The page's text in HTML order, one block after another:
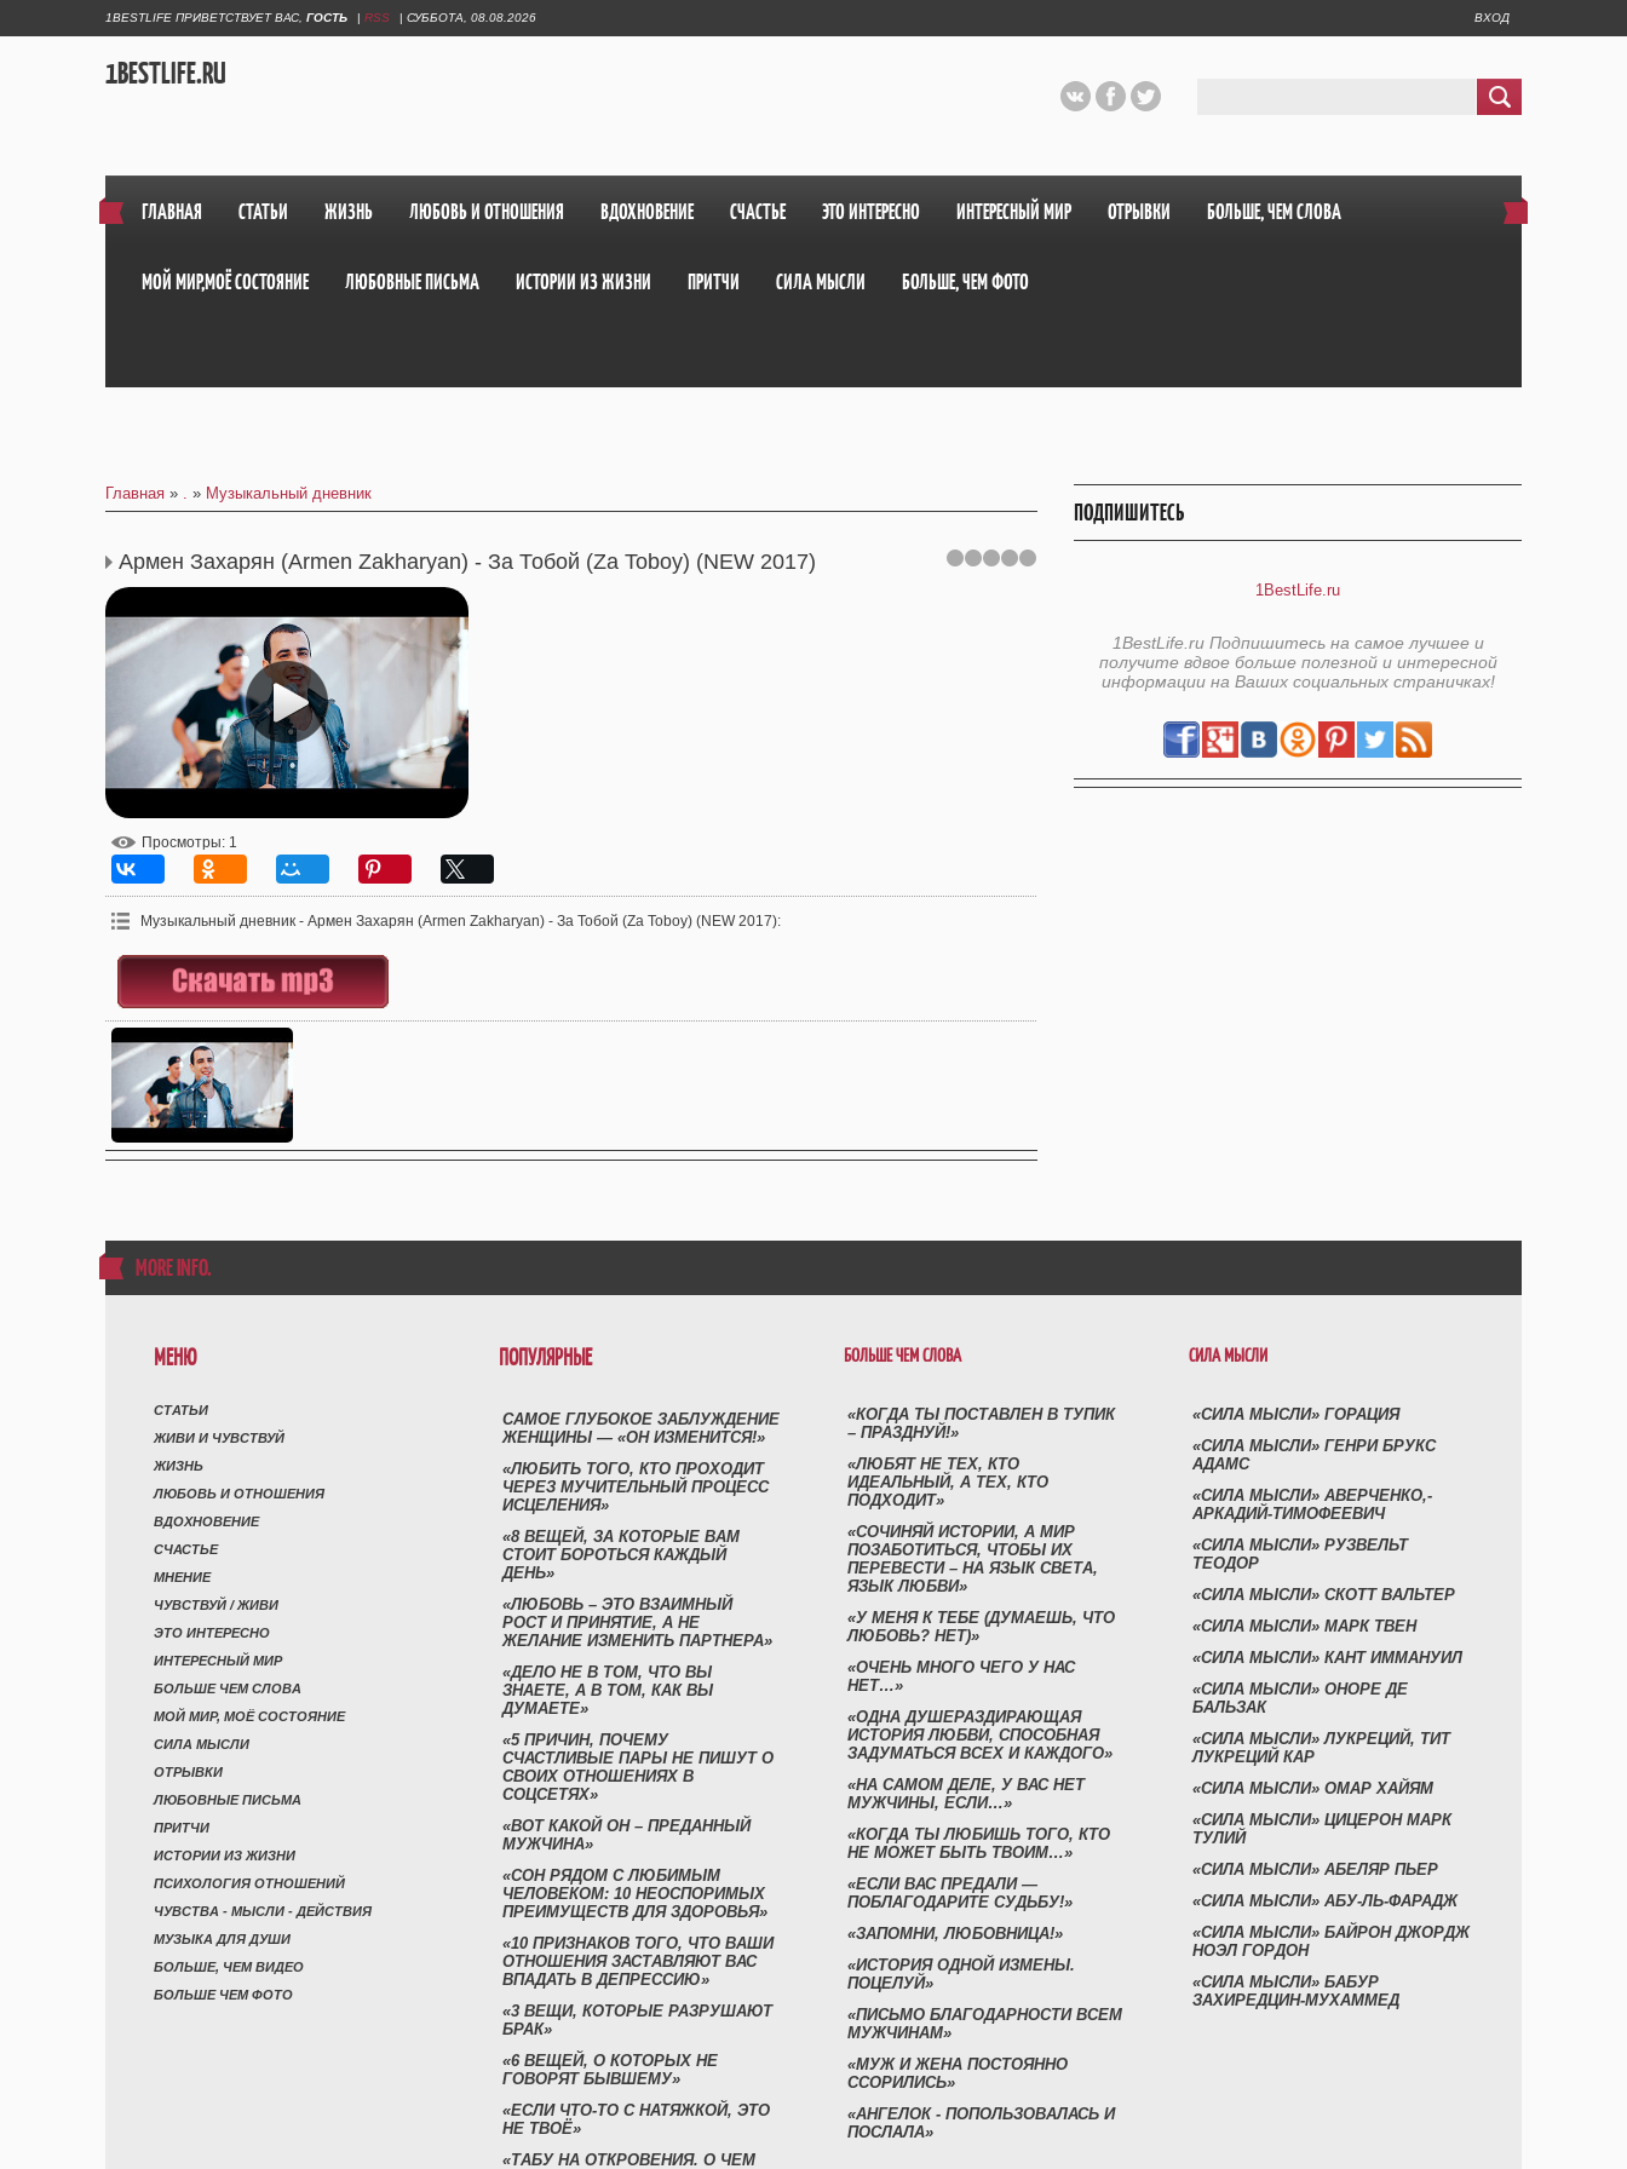
1BESTLIFE ПРИВЕТСТВУЕТ ВАС ГОСТЬ | RSS | СУББОТА, 08.08.2026 ВХОД
1BESTLIFE.RU
ГЛАВНАЯ СТАТЬИ ЖИЗНЬ ЛЮБОВЬ И ОТНОШЕНИЯ ВДОХНОВЕНИЕ СЧАСТЬЕ ЭТО ИНТЕРЕСНО ИНТЕРЕСНЫЙ МИР ОТРЫВКИ БОЛЬШЕ, ЧЕМ СЛОВА
МОЙ МИР,МОЁ СОСТОЯНИЕ ЛЮБОВНЫЕ ПИСЬМА ИСТОРИИ ИЗ ЖИЗНИ ПРИТЧИ СИЛА МЫСЛИ БОЛЬШЕ, ЧЕМ ФОТО
Главная » . » Музыкальный дневник
Армен Захарян (Armen Zakharyan) - За Тобой (Za Toboy) (NEW 2017)
Просмотры: 1
Музыкальный дневник - Армен Захарян (Armen Zakharyan) - За Тобой (Za Toboy) (NEW 2017):
ПОДПИШИТЕСЬ
1BestLife.ru
1BestLife.ru Подпишитесь на самое лучшее и
получите вдвое больше полезной и интересной
информации на Ваших социальных страничках!
MORE INFO.
МЕНЮ
СТАТЬИ
ЖИВИ И ЧУВСТВУЙ
ЖИЗНЬ
ЛЮБОВЬ И ОТНОШЕНИЯ
ВДОХНОВЕНИЕ
СЧАСТЬЕ
МНЕНИЕ
ЧУВСТВУЙ / ЖИВИ
ЭТО ИНТЕРЕСНО
ИНТЕРЕСНЫЙ МИР
БОЛЬШЕ ЧЕМ СЛОВА
МОЙ МИР, МОЁ СОСТОЯНИЕ
СИЛА МЫСЛИ
ОТРЫВКИ
ЛЮБОВНЫЕ ПИСЬМА
ПРИТЧИ
ИСТОРИИ ИЗ ЖИЗНИ
ПСИХОЛОГИЯ ОТНОШЕНИЙ
ЧУВСТВА - МЫСЛИ - ДЕЙСТВИЯ
МУЗЫКА ДЛЯ ДУШИ
БОЛЬШЕ, ЧЕМ ВИДЕО
БОЛЬШЕ ЧЕМ ФОТО
ПОПУЛЯРНЫЕ
САМОЕ ГЛУБОКОЕ ЗАБЛУЖДЕНИЕ
ЖЕНЩИНЫ — «ОН ИЗМЕНИТСЯ!»
«ЛЮБИТЬ ТОГО, КТО ПРОХОДИТ
ЧЕРЕЗ МУЧИТЕЛЬНЫЙ ПРОЦЕСС
ИСЦЕЛЕНИЯ»
«8 ВЕЩЕЙ, ЗА КОТОРЫЕ ВАМ
СТОИТ БОРОТЬСЯ КАЖДЫЙ
ДЕНЬ»
«ЛЮБОВЬ – ЭТО ВЗАИМНЫЙ
РОСТ И ПРИНЯТИЕ, А НЕ
ЖЕЛАНИЕ ИЗМЕНИТЬ ПАРТНЕРА»
«ДЕЛО НЕ В ТОМ, ЧТО ВЫ
ЗНАЕТЕ, А В ТОМ, КАК ВЫ
ДУМАЕТЕ»
«5 ПРИЧИН, ПОЧЕМУ
СЧАСТЛИВЫЕ ПАРЫ НЕ ПИШУТ О
СВОИХ ОТНОШЕНИЯХ В
СОЦСЕТЯХ»
«ВОТ КАКОЙ ОН – ПРЕДАННЫЙ
МУЖЧИНА»
«СОН РЯДОМ С ЛЮБИМЫМ
ЧЕЛОВЕКОМ: 10 НЕОСПОРИМЫХ
ПРЕИМУЩЕСТВ ДЛЯ ЗДОРОВЬЯ»
«10 ПРИЗНАКОВ ТОГО, ЧТО ВАШИ
ОТНОШЕНИЯ ЗАСТАВЛЯЮТ ВАС
ВПАДАТЬ В ДЕПРЕССИЮ»
«3 ВЕЩИ, КОТОРЫЕ РАЗРУШАЮТ
БРАК»
«6 ВЕЩЕЙ, О КОТОРЫХ НЕ
ГОВОРЯТ БЫВШЕМУ»
«ЕСЛИ ЧТО-ТО С НАТЯЖКОЙ, ЭТО
НЕ ТВОЁ»
«ТАБУ НА ОТКРОВЕНИЯ. О ЧЕМ
БОЛЬШЕ ЧЕМ СЛОВА
«КОГДА ТЫ ПОСТАВЛЕН В ТУПИК
– ПРАЗДНУЙ!»
«ЛЮБЯТ НЕ ТЕХ, КТО
ИДЕАЛЬНЫЙ, А ТЕХ, КТО
ПОДХОДИТ»
«СОЧИНЯЙ ИСТОРИИ, А МИР
ПОЗАБОТИТЬСЯ, ЧТОБЫ ИХ
ПЕРЕВЕСТИ – НА ЯЗЫК СВЕТА,
ЯЗЫК ЛЮБВИ»
«У МЕНЯ К ТЕБЕ (ДУМАЕШЬ, ЧТО
ЛЮБОВЬ? НЕТ)»
«ОЧЕНЬ МНОГО ЧЕГО У НАС
НЕТ…»
«ОДНА ДУШЕРАЗДИРАЮЩАЯ
ИСТОРИЯ ЛЮБВИ, СПОСОБНАЯ
ЗАДУМАТЬСЯ ВСЕХ И КАЖДОГО»
«НА САМОМ ДЕЛЕ, У ВАС НЕТ
МУЖЧИНЫ, ЕСЛИ…»
«КОГДА ТЫ ЛЮБИШЬ ТОГО, КТО
НЕ МОЖЕТ БЫТЬ ТВОИМ…»
«ЕСЛИ ВАС ПРЕДАЛИ —
ПОБЛАГОДАРИТЕ СУДЬБУ!»
«ЗАПОМНИ, ЛЮБОВНИЦА!»
«ИСТОРИЯ ОДНОЙ ИЗМЕНЫ.
ПОЦЕЛУЙ»
«ПИСЬМО БЛАГОДАРНОСТИ ВСЕМ
МУЖЧИНАМ»
«МУЖ И ЖЕНА ПОСТОЯННО
ССОРИЛИСЬ»
«АНГЕЛОК - ПОПОЛЬЗОВАЛАСЬ И
ПОСЛАЛА»
СИЛА МЫСЛИ
«СИЛА МЫСЛИ» ГОРАЦИЯ
«СИЛА МЫСЛИ» ГЕНРИ БРУКС
АДАМС
«СИЛА МЫСЛИ» АВЕРЧЕНКО,-
АРКАДИЙ-ТИМОФЕЕВИЧ
«СИЛА МЫСЛИ» РУЗВЕЛЬТ
ТЕОДОР
«СИЛА МЫСЛИ» СКОТТ ВАЛЬТЕР
«СИЛА МЫСЛИ» МАРК ТВЕН
«СИЛА МЫСЛИ» КАНТ ИММАНУИЛ
«СИЛА МЫСЛИ» ОНОРЕ ДЕ
БАЛЬЗАК
«СИЛА МЫСЛИ» ЛУКРЕЦИЙ, ТИТ
ЛУКРЕЦИЙ КАР
«СИЛА МЫСЛИ» ОМАР ХАЙЯМ
«СИЛА МЫСЛИ» ЦИЦЕРОН МАРК
ТУЛИЙ
«СИЛА МЫСЛИ» АБЕЛЯР ПЬЕР
«СИЛА МЫСЛИ» АБУ-ЛЬ-ФАРАДЖ
«СИЛА МЫСЛИ» БАЙРОН ДЖОРДЖ
НОЭЛ ГОРДОН
«СИЛА МЫСЛИ» БАБУР
ЗАХИРЕДЦИН-МУХАММЕД